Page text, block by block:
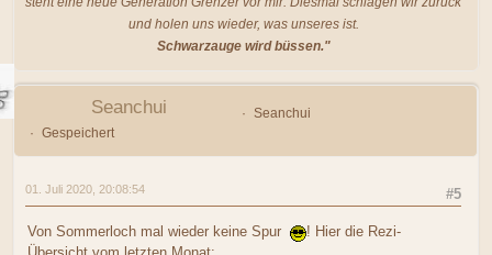
und holen uns wieder, was unseres ist.
Schwarzauge wird büssen."
Seanchui
Seanchui
Gespeichert
#5
01. Juli 2020, 20:08:54
Von Sommerloch mal wieder keine Spur
! Hier die Rezi-